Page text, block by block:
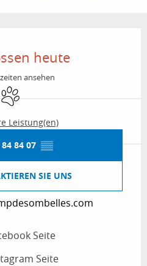
heute
ansehen
Tiere erlaubt
Leistung(en)
84 07 ▒▒
SIE UNS
Seite
Seite